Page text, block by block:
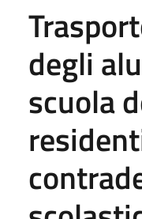
degli
scuola